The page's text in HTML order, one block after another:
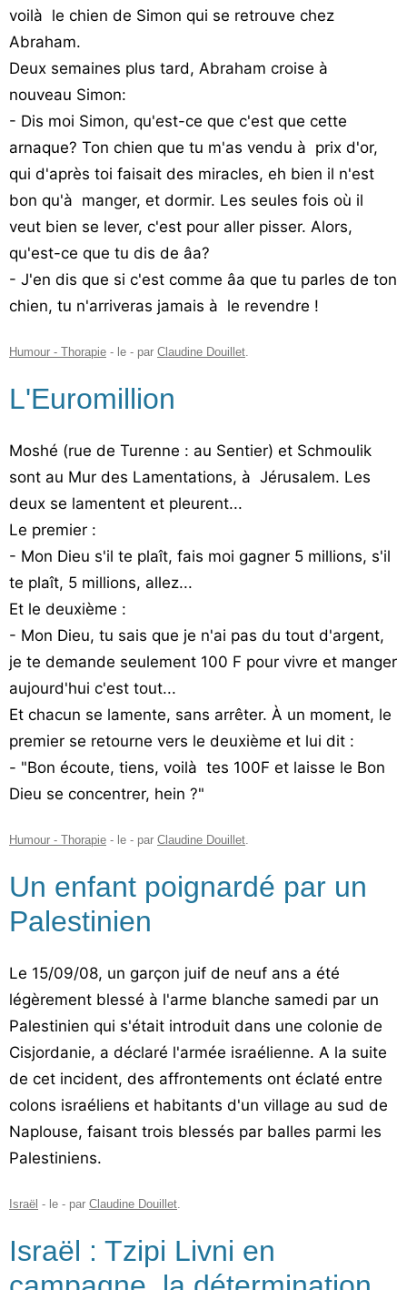
voilà le chien de Simon qui se retrouve chez
Abraham.
Deux semaines plus tard, Abraham croise à
nouveau Simon:
- Dis moi Simon, qu'est-ce que c'est que cette
arnaque? Ton chien que tu m'as vendu à prix d'or,
qui d'après toi faisait des miracles, eh bien il n'est
bon qu'à manger, et dormir. Les seules fois où il
veut bien se lever, c'est pour aller pisser. Alors,
qu'est-ce que tu dis de âa?
- J'en dis que si c'est comme âa que tu parles de ton
chien, tu n'arriveras jamais à le revendre !
Humour - Thorapie - le - par Claudine Douillet.
L'Euromillion
Moshé (rue de Turenne : au Sentier) et Schmoulik
sont au Mur des Lamentations, à Jérusalem. Les
deux se lamentent et pleurent...
Le premier :
- Mon Dieu s'il te plaît, fais moi gagner 5 millions, s'il
te plaît, 5 millions, allez...
Et le deuxième :
- Mon Dieu, tu sais que je n'ai pas du tout d'argent,
je te demande seulement 100 F pour vivre et manger
aujourd'hui c'est tout...
Et chacun se lamente, sans arrêter. À un moment, le
premier se retourne vers le deuxième et lui dit :
- "Bon écoute, tiens, voilà tes 100F et laisse le Bon
Dieu se concentrer, hein ?"
Humour - Thorapie - le - par Claudine Douillet.
Un enfant poignardé par un
Palestinien
Le 15/09/08, un garçon juif de neuf ans a été
légèrement blessé à l'arme blanche samedi par un
Palestinien qui s'était introduit dans une colonie de
Cisjordanie, a déclaré l'armée israélienne. A la suite
de cet incident, des affrontements ont éclaté entre
colons israéliens et habitants d'un village au sud de
Naplouse, faisant trois blessés par balles parmi les
Palestiniens.
Israël - le - par Claudine Douillet.
Israël : Tzipi Livni en